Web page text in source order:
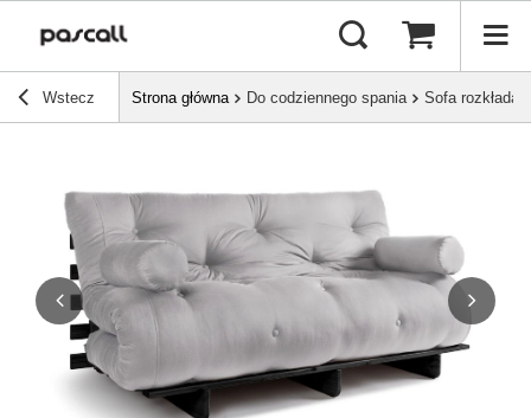
Wstecz Strona główna Do codziennego spania Sofa